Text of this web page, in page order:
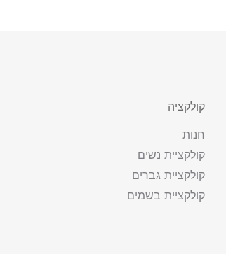
קולקציה
חנות
קולקציית נשים
קולקציית גברים
קולקציית בשמים